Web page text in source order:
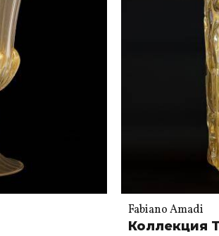
Fabiano Amadi
Коллекция